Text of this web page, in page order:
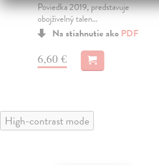
Poviedka 2019, predstavuje
obojživelný talen...
Na stiahnutie ako PDF
6,60 €
High-contrast mode